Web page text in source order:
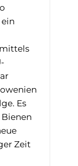
Es
Zeit